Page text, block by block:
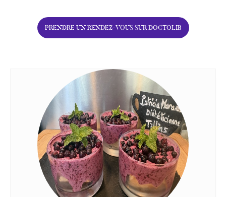
PRENDRE UN RENDEZ-VOUS SUR DOCTOLIB